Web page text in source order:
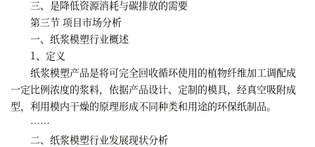
三、是降低资源消耗与碳排放的需要
第三节 项目市场分析
一、纸浆模塑行业概述
1、定义
纸浆模塑产品是将可完全回收循环使用的植物纤维加工调配成
一定比例浓度的浆料，依据产品设计、定制的模具，经真空吸附成
型，利用模内干燥的原理形成不同种类和用途的环保纸制品。
……
二、纸浆模塑行业发展现状分析